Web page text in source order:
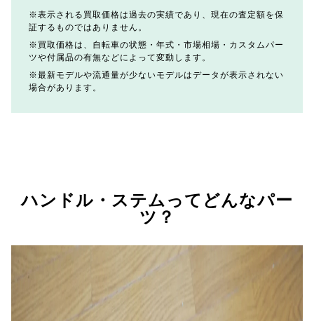
表示される買取価格は過去の実績であり、現在の査定額を保
証するものではありません。
買取価格は、自転車の状態・年式・市場相場・カスタムパー
ツや付属品の有無などによって変動します。
最新モデルや流通量が少ないモデルはデータが表示されない
場合があります。
ハンドル・ステムってどんなパー
ツ？